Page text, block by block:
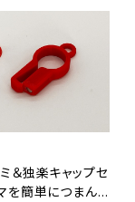
＆独楽キャップセ
を簡単につまん